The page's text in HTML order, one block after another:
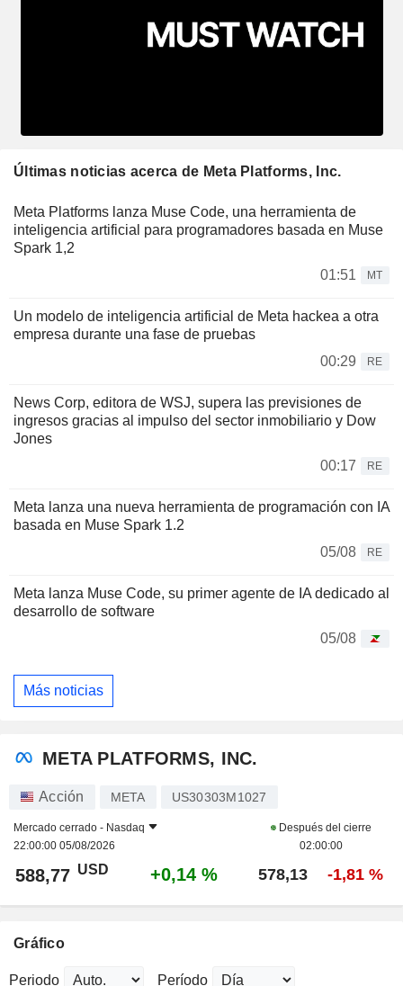
Últimas noticias acerca de Meta Platforms, Inc.
Meta Platforms lanza Muse Code, una herramienta de
inteligencia artificial para programadores basada en Muse
Spark 1,2
01:51
MT
Un modelo de inteligencia artificial de Meta hackea a otra
empresa durante una fase de pruebas
00:29
RE
News Corp, editora de WSJ, supera las previsiones de
ingresos gracias al impulso del sector inmobiliario y Dow
Jones
00:17
RE
Meta lanza una nueva herramienta de programación con IA
basada en Muse Spark 1.2
05/08
RE
Meta lanza Muse Code, su primer agente de IA dedicado al
desarrollo de software
05/08
Más noticias
META PLATFORMS, INC.
Acción META US30303M1027
Mercado cerrado - Nasdaq
22:00:00 05/08/2026
Después del cierre
02:00:00
588,77 USD +0,14 % 578,13 -1,81 %
Gráfico
Periodo Período